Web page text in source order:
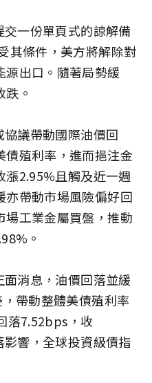
一份單頁式的諒解備
其條件，美方將解除對
源出口。隨著局勢緩
。
議帶動國際油價回
債殖利率，進而挹注金
漲2.95%且觸及近一週
亦帶動市場風險偏好回
場工業金屬買盤，推動
。
面消息，油價回落並緩
帶動整體美債殖利率
落7.52bps，收
響，全球投資級債指